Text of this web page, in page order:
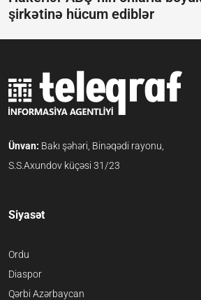
şirkətinə hücum ediblər
Ünvan: Bakı şəhəri, Binəqədi rayonu,
S.S.Axundov küçəsi 31/23
Siyasət
Ordu
Diaspor
Qərbi Azərbaycan